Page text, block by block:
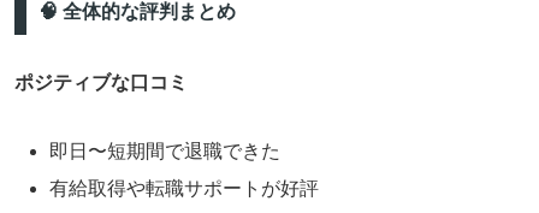
🧠 全体的な評判まとめ
ポジティブな口コミ
即日〜短期間で退職できた
有給取得や転職サポートが好評